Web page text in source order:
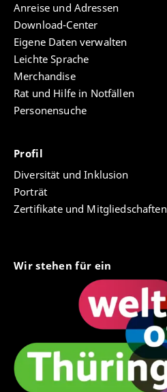
Anreise und Adressen
Download-Center
Eigene Daten verwalten
Leichte Sprache
Merchandise
Rat und Hilfe in Notfällen
Personensuche
Profil
Diversität und Inklusion
Porträt
Zertifikate und Mitgliedschaften
Wir stehen für ein